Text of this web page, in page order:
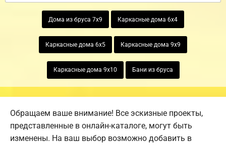
Дома из бруса 7х9 Каркасные дома 6х4
Каркасные дома 6х5 Каркасные дома 9х9
Каркасные дома 9х10 Бани из бруса
Обращаем ваше внимание! Все эскизные проекты,
представленные в онлайн-каталоге, могут быть
изменены. На ваш выбор возможно добавить в